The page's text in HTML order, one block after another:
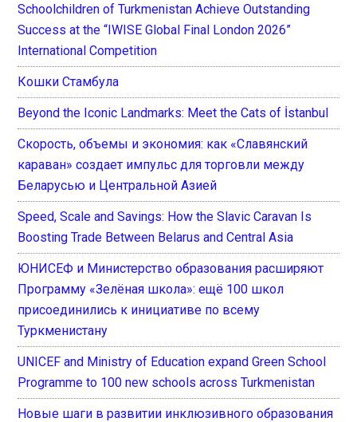
Schoolchildren of Turkmenistan Achieve Outstanding
Success at the “IWISE Global Final London 2026”
International Competition
Кошки Стамбула
Beyond the Iconic Landmarks: Meet the Cats of İstanbul
Скорость, объемы и экономия: как «Славянский
караван» создает импульс для торговли между
Беларусью и Центральной Азией
Speed, Scale and Savings: How the Slavic Caravan Is
Boosting Trade Between Belarus and Central Asia
ЮНИСЕФ и Министерство образования расширяют
Программу «Зелёная школа»: ещё 100 школ
присоединились к инициативе по всему
Туркменистану
UNICEF and Ministry of Education expand Green School
Programme to 100 new schools across Turkmenistan
Новые шаги в развитии инклюзивного образования